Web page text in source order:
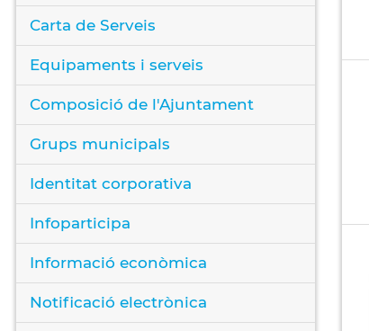
Carta de Serveis
Equipaments i serveis
Composició de l'Ajuntament
Grups municipals
Identitat corporativa
Infoparticipa
Informació econòmica
Notificació electrònica